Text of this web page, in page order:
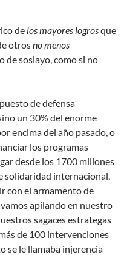
de los mayores logrosque
otrosno menos
de soslayo, como si no
de defensa
un 30% del enorme
encima del año pasado, o
los programas
desde los 1700 millones
solidaridad internacional,
con el armamento de
apilando en nuestro
sagaces estrategas
de 100 intervenciones
se le llamaba injerencia